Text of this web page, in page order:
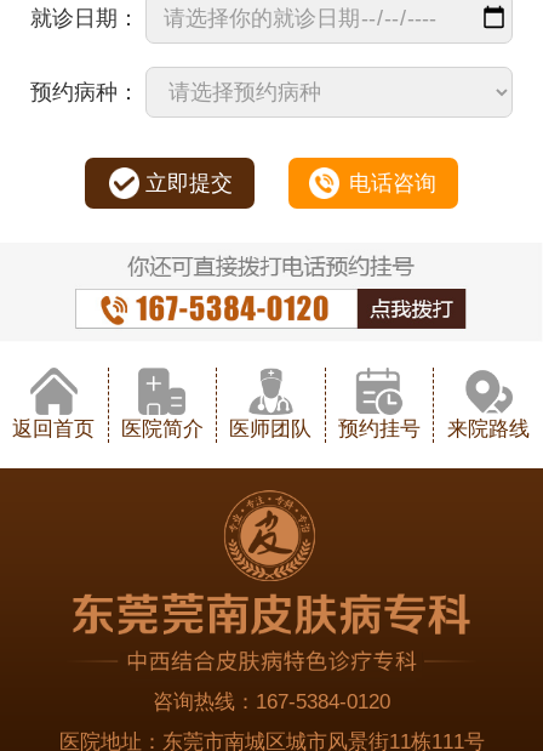
就诊日期：
预约病种：
立即提交 电话咨询
返回首页 医院简介 医师团队 预约挂号 来院路线
咨询热线： 167-5384-0120
医院地址： 东莞市南城区城市风景街11栋111号